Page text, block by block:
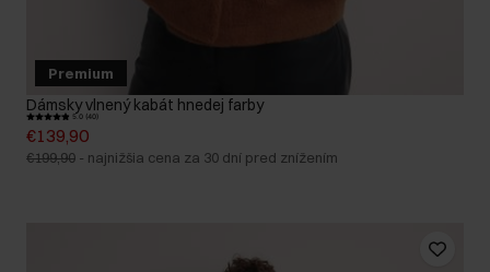
Premium
Dámsky vlnený kabát hnedej farby
5.0 (40)
€139,90
€199,90 - najnižšia cena za 30 dní pred znížením